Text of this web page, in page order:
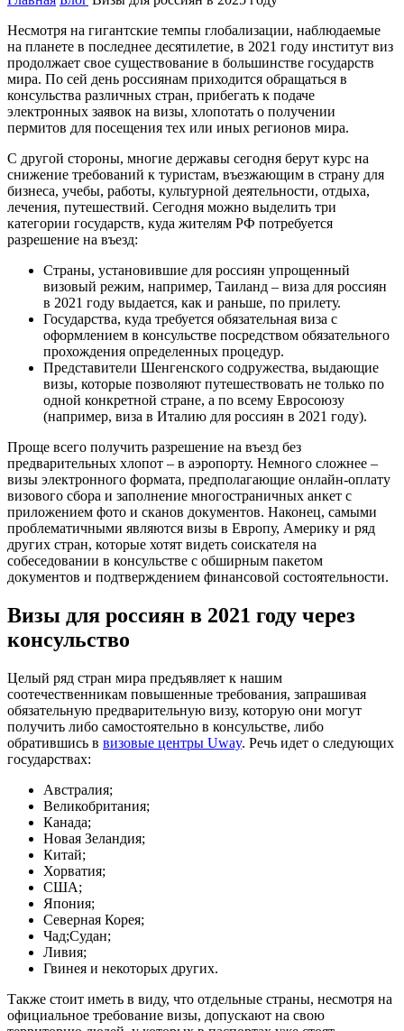
Несмотря на гигантские темпы глобализации, наблюдаемые
на планете в последнее десятилетие, в 2021 году институт виз
продолжает свое существование в большинстве государств
мира. По сей день россиянам приходится обращаться в
консульства различных стран, прибегать к подаче
электронных заявок на визы, хлопотать о получении
пермитов для посещения тех или иных регионов мира.
С другой стороны, многие державы сегодня берут курс на
снижение требований к туристам, въезжающим в страну для
бизнеса, учебы, работы, культурной деятельности, отдыха,
лечения, путешествий. Сегодня можно выделить три
категории государств, куда жителям РФ потребуется
разрешение на въезд:
Страны, установившие для россиян упрощенный
визовый режим, например, Таиланд – виза для россиян
в 2021 году выдается, как и раньше, по прилету.
Государства, куда требуется обязательная виза с
оформлением в консульстве посредством обязательного
прохождения определенных процедур.
Представители Шенгенского содружества, выдающие
визы, которые позволяют путешествовать не только по
одной конкретной стране, а по всему Евросоюзу
(например, виза в Италию для россиян в 2021 году).
Проще всего получить разрешение на въезд без
предварительных хлопот – в аэропорту. Немного сложнее –
визы электронного формата, предполагающие онлайн-оплату
визового сбора и заполнение многостраничных анкет с
приложением фото и сканов документов. Наконец, самыми
проблематичными являются визы в Европу, Америку и ряд
других стран, которые хотят видеть соискателя на
собеседовании в консульстве с обширным пакетом
документов и подтверждением финансовой состоятельности.
Визы для россиян в 2021 году через
консульство
Целый ряд стран мира предъявляет к нашим
соотечественникам повышенные требования, запрашивая
обязательную предварительную визу, которую они могут
получить либо самостоятельно в консульстве, либо
обратившись в визовые центры Uway. Речь идет о следующих
государствах:
Австралия;
Великобритания;
Канада;
Новая Зеландия;
Китай;
Хорватия;
США;
Япония;
Северная Корея;
Чад;Судан;
Ливия;
Гвинея и некоторых других.
Также стоит иметь в виду, что отдельные страны, несмотря на
официальное требование визы, допускают на свою